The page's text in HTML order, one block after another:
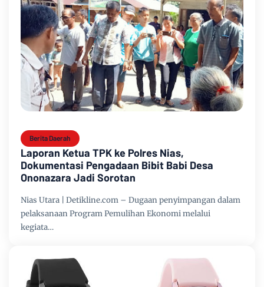
Berita Daerah
Laporan Ketua TPK ke Polres Nias,
Dokumentasi Pengadaan Bibit Babi Desa
Ononazara Jadi Sorotan
Nias Utara | Detikline.com – Dugaan penyimpangan dalam
pelaksanaan Program Pemulihan Ekonomi melalui
kegiata…